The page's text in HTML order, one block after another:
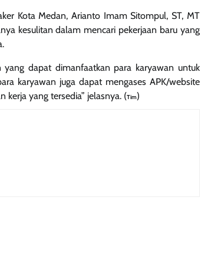
Kota Medan, Arianto Imam Sitompul, ST, MT
kesulitan dalam mencari pekerjaan baru yang
yang dapat dimanfaatkan para karyawan untuk
karyawan juga dapat mengases APK/website
yang tersedia” jelasnya. (Tim)